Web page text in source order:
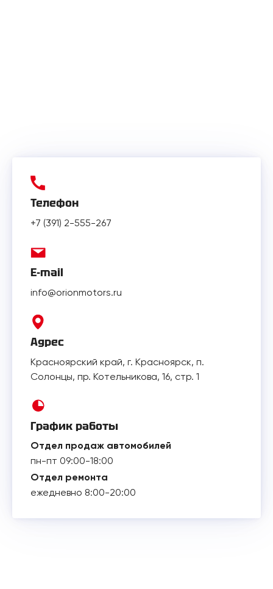
Телефон
+7 (391) 2-555-267
E-mail
info@orionmotors.ru
Адрес
Красноярский край, г. Красноярск, п.
Солонцы, пр. Котельникова, 16, стр. 1
График работы
Отдел продаж автомобилей
пн-пт 09:00-18:00
Отдел ремонта
ежедневно 8:00-20:00